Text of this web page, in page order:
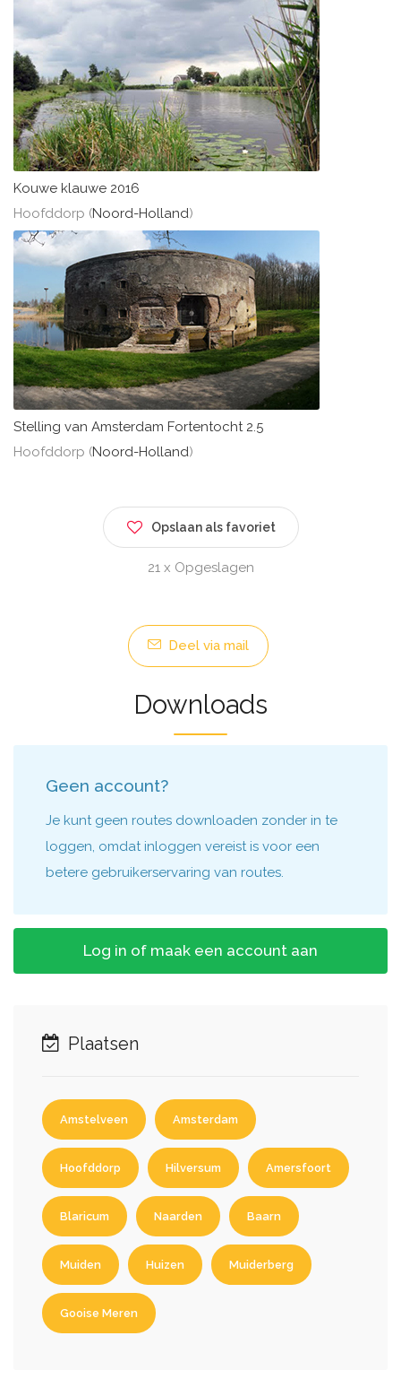
Kouwe klauwe 2016
Hoofddorp (Noord-Holland)
Stelling van Amsterdam Fortentocht 2.5
Hoofddorp (Noord-Holland)
Opslaan als favoriet
21 x Opgeslagen
Deel via mail
Downloads
Geen account?
Je kunt geen routes downloaden zonder in te
loggen, omdat inloggen vereist is voor een
betere gebruikerservaring van routes.
Log in of maak een account aan
Plaatsen
Amstelveen Amsterdam
Hoofddorp Hilversum Amersfoort
Blaricum Naarden Baarn
Muiden Huizen Muiderberg
Gooise Meren